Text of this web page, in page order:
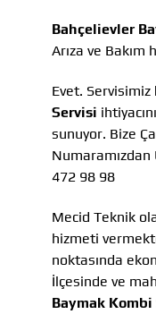
Bahçelievler
Arıza ve
Evet. Servisimiz
Servisi
sunuyor. Bize
472 98 98
Mecid Teknik
hizmeti
noktasında
İlçesinde ve
Baymak Kombi